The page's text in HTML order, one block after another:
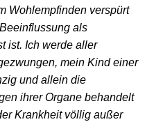
Wohlempfinden verspürt
als
ist. Ich werde aller
mein Kind einer
und allein die
ihrer Organe behandelt
Krankheit völlig außer